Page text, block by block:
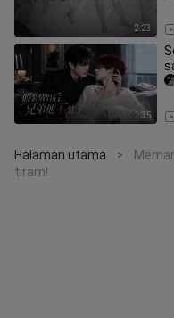
2:23
1:35
Halaman utama >
tiram!